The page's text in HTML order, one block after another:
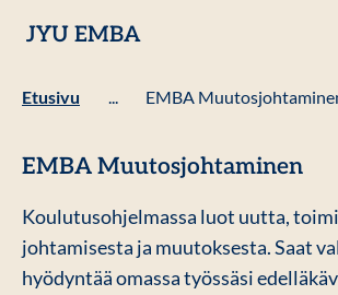
sisältöön
JYU EMBA
Etusivu ... EMBA
EMBA Muutosjohtaminen
Koulutusohjelmassa luot uutta,
johtamisesta ja muutoksesta. Saat
hyödyntää omassa työssäsi